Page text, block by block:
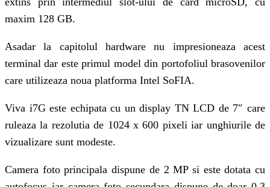
maxim 128 GB.
Asadar la capitolul hardware nu impresioneaza acest
terminal dar este primul model din portofoliul brasovenilor
care utilizeaza noua platforma Intel SoFIA.
Viva i7G este echipata cu un display TN LCD de 7″ care
ruleaza la rezolutia de 1024 x 600 pixeli iar unghiurile de
vizualizare sunt modeste.
Camera foto principala dispune de 2 MP si este dotata cu